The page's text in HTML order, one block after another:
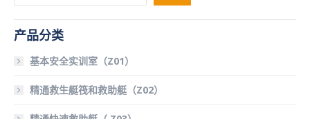
产品分类
基本安全实训室（Z01）
精通救生艇筏和救助艇（Z02）